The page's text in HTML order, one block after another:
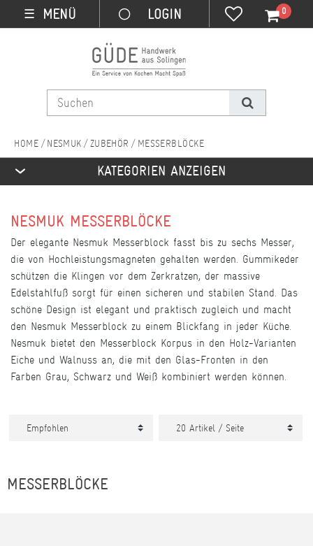
☰ MENÜ 0
NESMUK ZUBEHÖR MESSERBLÖCKE
KATEGORIEN ANZEIGEN
NESMUK MESSERBLÖCKE
Der elegante Nesmuk Messerblock fasst bis zu sechs Messer,
die von Hochleistungsmagneten gehalten werden. Gummikeder
schützen die Klingen vor dem Zerkratzen, der massive
Edelstahlfuß sorgt für einen sicheren und stabilen Stand. Das
schöne Design ist elegant und praktisch zugleich und macht
den Nesmuk Messerblock zu einem Blickfang in jeder Küche.
Nesmuk bietet den Messerblock Korpus in den Holz-Varianten
Eiche und Walnuss an, die mit den Glas-Fronten in den
Farben Grau, Schwarz und Weiß kombiniert werden können.
MESSERBLÖCKE